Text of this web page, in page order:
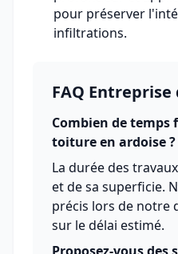
pour préserver
infiltrations.
FAQ
Combien de
toiture en ardoise ?
La durée des
et de sa superficie.
précis lors de notre
sur le délai estimé.